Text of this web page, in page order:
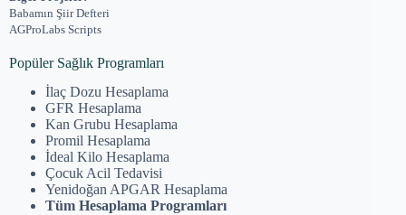
Babamın Şiir Defteri
AGProLabs Scripts
Popüler Sağlık Programları
İlaç Dozu Hesaplama
GFR Hesaplama
Kan Grubu Hesaplama
Promil Hesaplama
İdeal Kilo Hesaplama
Çocuk Acil Tedavisi
Yenidoğan APGAR Hesaplama
Tüm Hesaplama Programları